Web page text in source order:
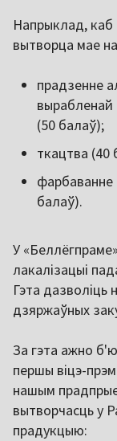
Напрыклад, каб
вытворца мае
прадзенне
вырабленай
(50 балаў);
ткацтва (40
фарбаванне
балаў).
У
лакалізацыі
Гэта
дзяржаўных
За гэта ажно
першы віцэ-
нашым
вытворчасць у
прадукцыю: